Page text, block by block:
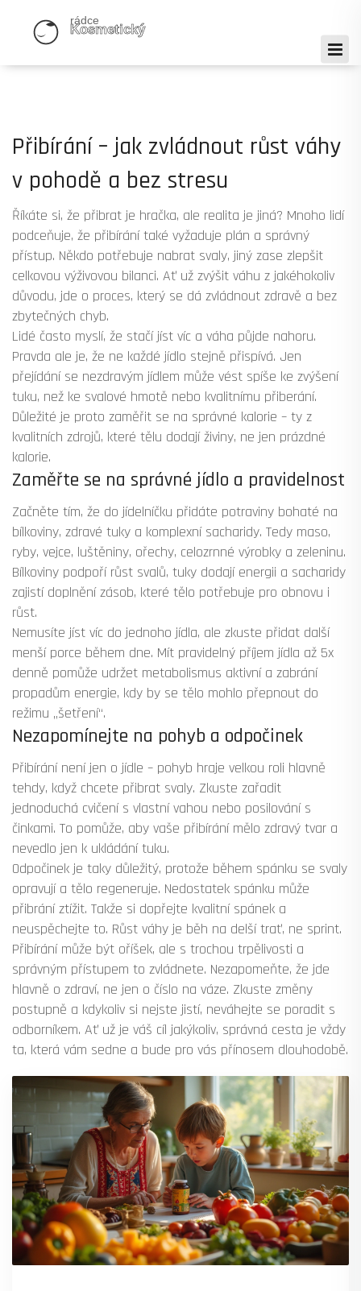
Přibírání – jak zvládnout růst váhy
v pohodě a bez stresu
Říkáte si, že přibrat je hračka, ale realita je jiná? Mnoho lidí
podceňuje, že přibírání také vyžaduje plán a správný
přístup. Někdo potřebuje nabrat svaly, jiný zase zlepšit
celkovou výživovou bilanci. Ať už zvýšit váhu z jakéhokoliv
důvodu, jde o proces, který se dá zvládnout zdravě a bez
zbytečných chyb.
Lidé často myslí, že stačí jíst víc a váha půjde nahoru.
Pravda ale je, že ne každé jídlo stejně přispívá. Jen
přejídání se nezdravým jídlem může vést spíše ke zvýšení
tuku, než ke svalové hmotě nebo kvalitnímu přiberání.
Důležité je proto zaměřit se na správné kalorie – ty z
kvalitních zdrojů, které tělu dodají živiny, ne jen prázdné
kalorie.
Zaměřte se na správné jídlo a pravidelnost
Začněte tím, že do jídelníčku přidáte potraviny bohaté na
bílkoviny, zdravé tuky a komplexní sacharidy. Tedy maso,
ryby, vejce, luštěniny, ořechy, celozrnné výrobky a zeleninu.
Bílkoviny podpoří růst svalů, tuky dodají energii a sacharidy
zajistí doplnění zásob, které tělo potřebuje pro obnovu i
růst.
Nemusíte jíst víc do jednoho jídla, ale zkuste přidat další
menší porce během dne. Mít pravidelný příjem jídla až 5x
denně pomůže udržet metabolismus aktivní a zabrání
propadům energie, kdy by se tělo mohlo přepnout do
režimu „šetření“.
Nezapomínejte na pohyb a odpočinek
Přibírání není jen o jídle – pohyb hraje velkou roli hlavně
tehdy, když chcete přibrat svaly. Zkuste zařadit
jednoduchá cvičení s vlastní vahou nebo posilování s
činkami. To pomůže, aby vaše přibírání mělo zdravý tvar a
nevedlo jen k ukládání tuku.
Odpočinek je taky důležitý, protože během spánku se svaly
opravují a tělo regeneruje. Nedostatek spánku může
přibrání ztížit. Takže si dopřejte kvalitní spánek a
neuspěchejte to. Růst váhy je běh na delší trať, ne sprint.
Přibírání může být oříšek, ale s trochou trpělivosti a
správným přístupem to zvládnete. Nezapomeňte, že jde
hlavně o zdraví, ne jen o číslo na váze. Zkuste změny
postupně a kdykoliv si nejste jistí, neváhejte se poradit s
odborníkem. Ať už je váš cíl jakýkoliv, správná cesta je vždy
ta, která vám sedne a bude pro vás přínosem dlouhodobě.